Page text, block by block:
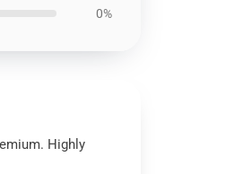
0%
Highly